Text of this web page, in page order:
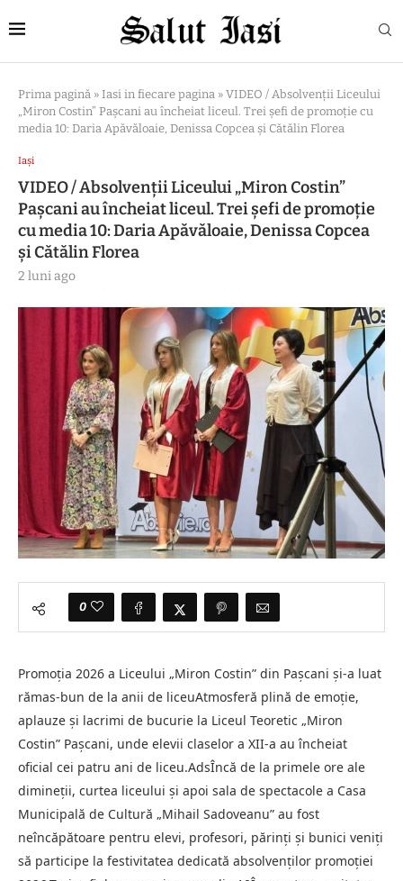
Prima pagină » Iasi in fiecare pagina » VIDEO / Absolvenții Liceului
„Miron Costin” Pașcani au încheiat liceul. Trei șefi de promoție cu
media 10: Daria Apăvăloaie, Denissa Copcea și Cătălin Florea
Iași
VIDEO / Absolvenții Liceului „Miron Costin”
Pașcani au încheiat liceul. Trei șefi de promoție
cu media 10: Daria Apăvăloaie, Denissa Copcea
și Cătălin Florea
2 luni ago
0
Promoția 2026 a Liceului „Miron Costin” din Pașcani și-a luat
rămas-bun de la anii de liceuAtmosferă plină de emoție,
aplauze și lacrimi de bucurie la Liceul Teoretic „Miron
Costin” Pașcani, unde elevii claselor a XII-a au încheiat
oficial cei patru ani de liceu.AdsÎncă de la primele ore ale
dimineții, curtea liceului și apoi sala de spectacole a Casa
Municipală de Cultură „Mihail Sadoveanu” au fost
neîncăpătoare pentru elevi, profesori, părinți și bunici veniți
să participe la festivitatea dedicată absolvenților promoției